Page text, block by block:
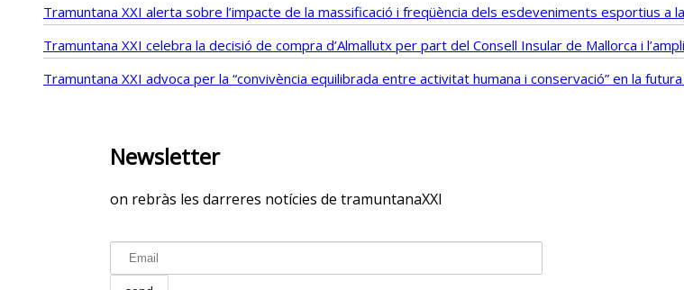
Tramuntana XXI alerta sobre l’impacte de la massificació i freqüència dels esdeveniments esportius a
Tramuntana XXI celebra la decisió de compra d’Almallutx per part del Consell Insular de Mallorca i
Tramuntana XXI advoca per la “convivència equilibrada entre activitat humana i conservació” en la
Newsletter
on rebràs les darreres notícies de tramuntanaXXI